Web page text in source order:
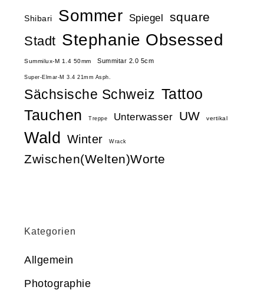
Shibari Sommer Spiegel square
Stadt Stephanie Obsessed
Summilux-M 1.4 50mm Summitar 2.0 5cm
Super-Elmar-M 3.4 21mm Asph.
Sächsische Schweiz Tattoo
Tauchen
Treppe Unterwasser UW vertikal
Wald Winter Wrack
Zwischen(Welten)Worte
Kategorien
Allgemein
Photographie